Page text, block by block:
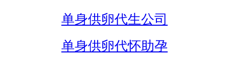
单身供卵代生公司
单身供卵代怀助孕